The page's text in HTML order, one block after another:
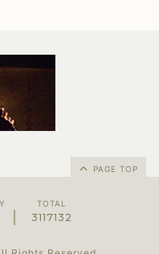
PAGE TOP
TOTAL
3117132